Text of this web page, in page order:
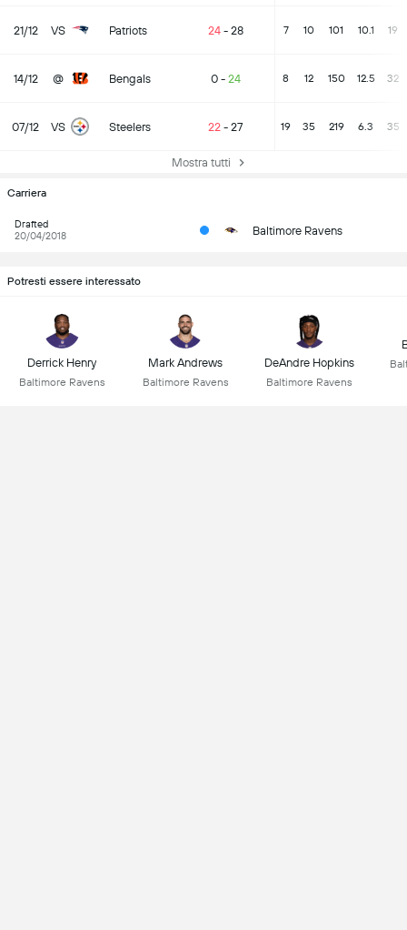
21/12 VS Patriots 24- 28 7 10 101 10.1 19
14/12 @ Bengals 0- 24 8 12 150 12.5 32
07/12 VS Steelers 22 - 27 19 35 219 6.3 35
Mostra tutti
Carriera
Drafted
20/04/2018
Baltimore Ravens
Potresti essere interessato
Derrick Henry
Baltimore Ravens
Mark Andrews
Baltimore Ravens
DeAndre Hopkins
Baltimore Ravens